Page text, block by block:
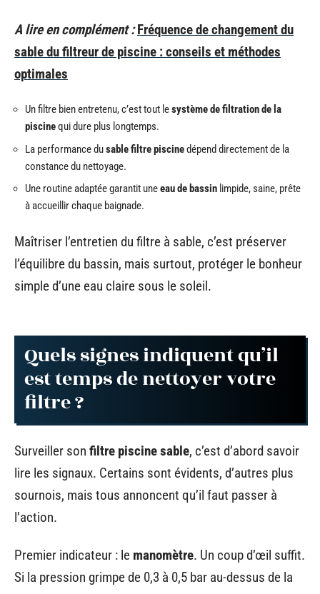
A lire en complément : Fréquence de changement du
sable du filtreur de piscine : conseils et méthodes
optimales
Un filtre bien entretenu, c’est tout lesystème de filtration de la
piscinequi dure plus longtemps.
La performance dusable filtre piscinedépend directement de la
constance du nettoyage.
Une routine adaptée garantit uneeau de bassin limpide, saine, prête
à accueillir chaque baignade.
Maîtriser l’entretien du filtre à sable, c’est préserver
l’équilibre du bassin, mais surtout, protéger le bonheur
simple d’une eau claire sous le soleil.
Quels signes indiquent qu’il
est temps de nettoyer votre
filtre ?
Surveiller son filtre piscine sable, c’est d’abord savoir
lire les signaux. Certains sont évidents, d’autres plus
sournois, mais tous annoncent qu’il faut passer à
l’action.
Premier indicateur : le manomètre. Un coup d’œil suffit.
Si la pression grimpe de 0,3 à 0,5 bar au-dessus de la